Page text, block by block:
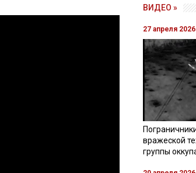
ВИДЕО »
27 апреля 2026
вражеской
группы